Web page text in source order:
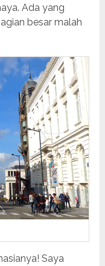
Ada yang
besar malah
Saya